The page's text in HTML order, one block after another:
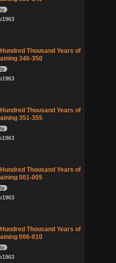
Thousand Years of
346-350
Thousand Years of
351-355
Thousand Years of
001-005
Thousand Years of
006-010